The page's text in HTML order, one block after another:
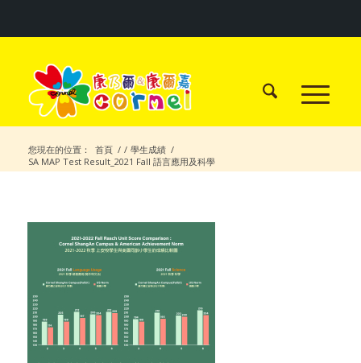
您現在的位置： 首頁 / / 學生成績 /
SA MAP Test Result_2021 Fall 語言應用及科學